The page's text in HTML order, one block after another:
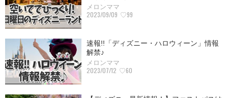
メロンママ
2023/09/09 ♡99
速報!!「ディズニー・ハロウィーン」情報
解禁♪
メロンママ
2023/07/12 ♡60